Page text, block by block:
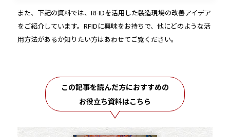
けることで、所在把握をラクにします。面倒な管理業務か
ます。
また、下記の資料では、RFIDを活用した製造現場の改善アイデア
をご紹介しています。RFIDに興味をお持ちで、他にどのような活
用方法があるか知りたい方はあわせてご覧ください。
この記事を読んだ方におすすめの
お役立ち資料はこちら